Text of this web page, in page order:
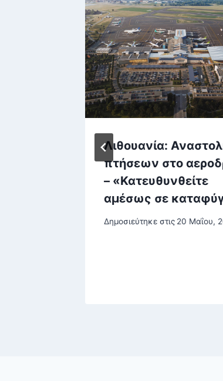
Λιθουανία:
πτήσεων στο
– «Κατευθυνθείτε
αμέσως σε
Δημοσιεύτηκε στις 20 Μαΐου,